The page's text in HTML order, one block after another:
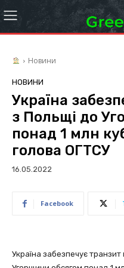
Новини
НОВИНИ
Україна
з Польщі до
понад 1 млн
голова ОГТСУ
16.05.2022
Facebook
Україна забезпечує